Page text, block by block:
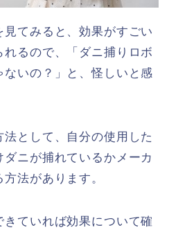
てみると、効果がすごい
れるので、「ダニ捕りロボ
いの？」と、怪しいと感
として、自分の使用した
ニが捕れているかメーカ
法があります。
ていれば効果について確